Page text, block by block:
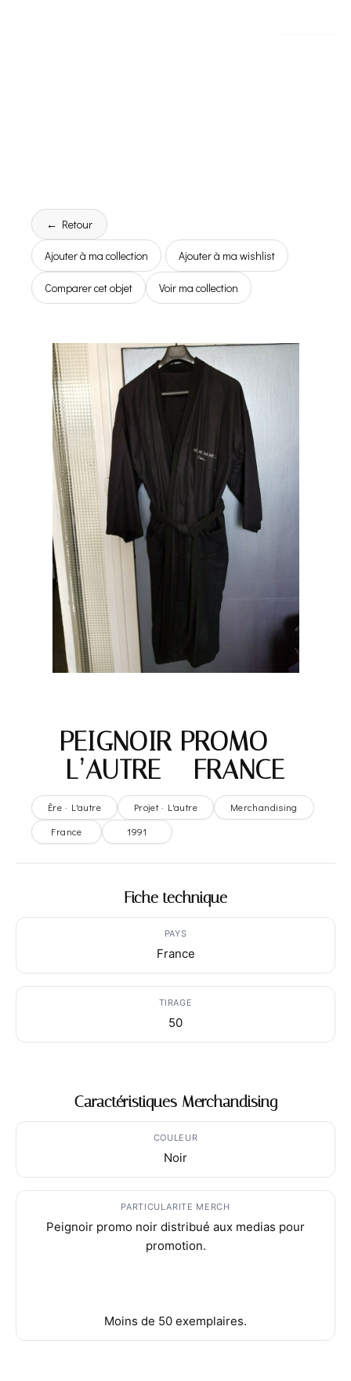
← Retour
Ajouter à ma collection Ajouter à ma wishlist
Comparer cet objet Voir ma collection
PEIGNOIR PROMO –
L’AUTRE – FRANCE
Ère · L'autre Projet · L'autre
Merchandising
France
1991
Fiche technique
PAYS
France
TIRAGE
50
Caractéristiques Merchandising
COULEUR
Noir
PARTICULARITE MERCH
Peignoir promo noir distribué aux medias pour
promotion.
Moins de 50 exemplaires.